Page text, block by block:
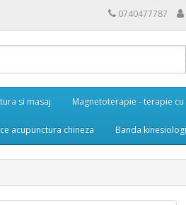
0740477787
si masaj Magnetoterapie - terapie cu
acupunctura chineza Banda